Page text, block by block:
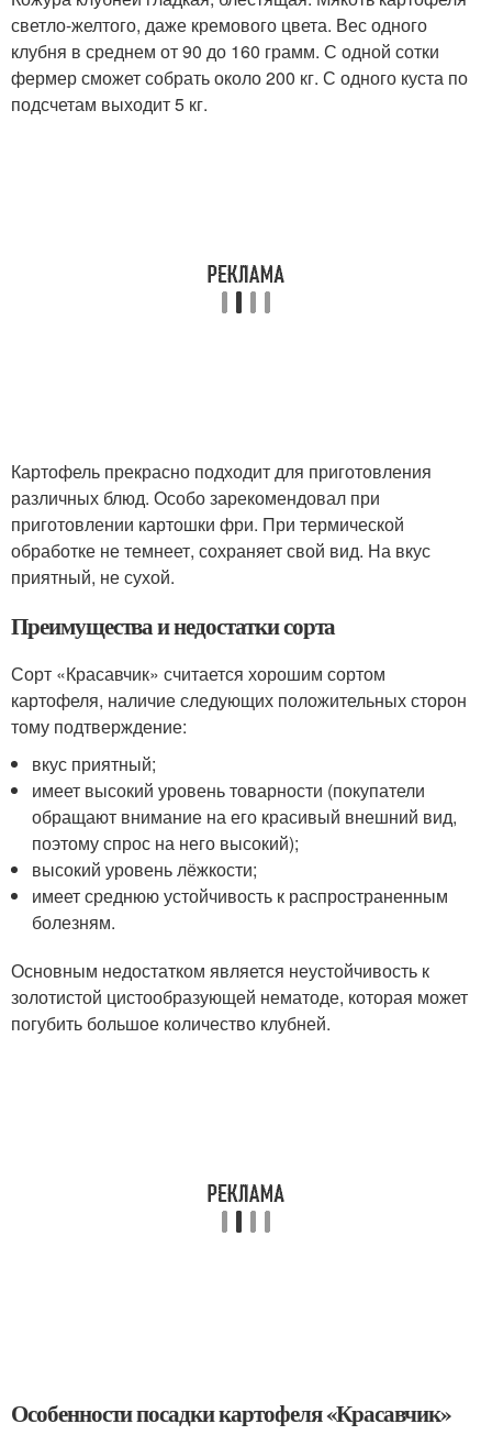
светло-желтого, даже кремового цвета. Вес одного
клубня в среднем от 90 до 160 грамм. С одной сотки
фермер сможет собрать около 200 кг. С одного куста по
подсчетам выходит 5 кг.
Картофель прекрасно подходит для приготовления
различных блюд. Особо зарекомендовал при
приготовлении картошки фри. При термической
обработке не темнеет, сохраняет свой вид. На вкус
приятный, не сухой.
Преимущества и недостатки сорта
Сорт «Красавчик» считается хорошим сортом
картофеля, наличие следующих положительных сторон
тому подтверждение:
вкус приятный;
имеет высокий уровень товарности (покупатели
обращают внимание на его красивый внешний вид,
поэтому спрос на него высокий);
высокий уровень лёжкости;
имеет среднюю устойчивость к распространенным
болезням.
Основным недостатком является неустойчивость к
золотистой цистообразующей нематоде, которая может
погубить большое количество клубней.
Особенности посадки картофеля «Красавчик»